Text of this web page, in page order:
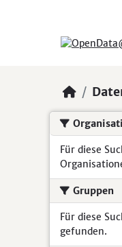
Für diese
Gruppen
Für diese
gefunden.